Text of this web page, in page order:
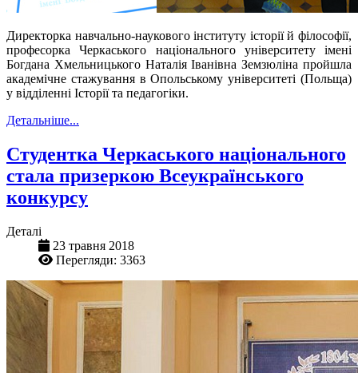
Директорка навчально-наукового інституту історіїй філософії,
професорка Черкаського національного університету імені
Богдана ХмельницькогоНаталія ІванівнаЗемзюлінапройшла
академічне стажування в Опольському університеті (Польща)
у відділенні Історії та педагогіки.
Детальніше...
Студентка Черкаського національного
стала призеркою Всеукраїнського
конкурсу
Деталі
23 травня 2018
Перегляди: 3363